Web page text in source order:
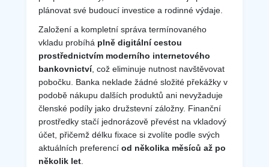
plánovat své budoucí investice a rodinné výdaje.
Založení a kompletní správa termínovaného
vkladu probíhá plně digitální cestou
prostřednictvím moderního internetového
bankovnictví, což eliminuje nutnost navštěvovat
pobočku. Banka neklade žádné složité překážky v
podobě nákupu dalších produktů ani nevyžaduje
členské podíly jako družstevní záložny. Finanční
prostředky stačí jednorázově převést na vkladový
účet, přičemž délku fixace si zvolíte podle svých
aktuálních preferencí od několika měsíců až po
několik let